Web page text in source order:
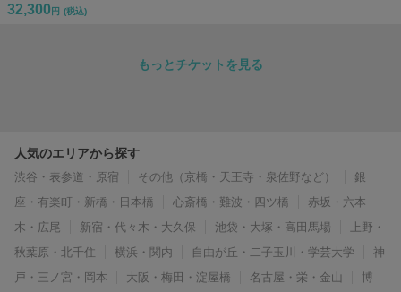
32,300 円 (税込)
もっとチケットを見る
人気のエリアから探す
渋谷・表参道・原宿 その他（京橋・天王寺・泉佐野など）
銀
座・有楽町・新橋・日本橋
心斎橋・難波・四ツ橋
赤坂・六本
木・広尾
新宿・代々木・大久保 池袋・大塚・高田馬場
上野・
秋葉原・北千住
横浜・関内 自由が丘・二子玉川・学芸大学
神
戸・三ノ宮・岡本
大阪・梅田・淀屋橋 名古屋・栄・金山
博